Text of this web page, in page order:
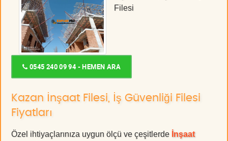
Filesi
0545 240 09 94 - HEMEN ARA
Kazan İnşaat Filesi, İş Güvenliği Filesi
Fiyatları
Özel ihtiyaçlarınıza uygun ölçü ve çeşitlerde İnşaat